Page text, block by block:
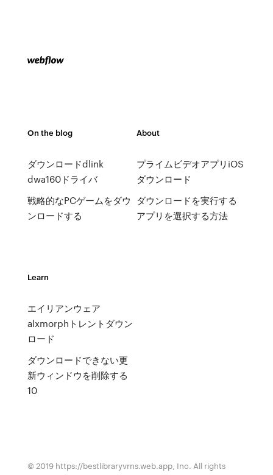
On the blog
ダウンロードdlink
dwa160ドライバ
戦略的なPCゲームをダウ
ンロードする
About
プライムビデオアプリiOS
ダウンロード
ダウンロードを実行する
アプリを選択する方法
Learn
エイリアンウェア
alxmorphトレントダウン
ロード
ダウンロードできない更
新ウィンドウを削除する
10
© 2019 https://bestlibraryvrns.web.app, Inc. All rights